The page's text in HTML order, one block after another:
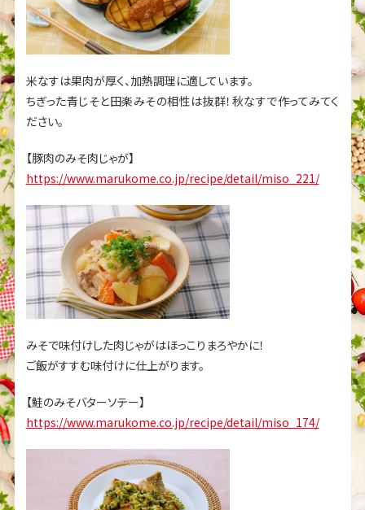
米なすは果肉が厚く、加熱調理に適しています。
ちぎった青じそと田楽みその相性は抜群！秋なすで作ってみてく
ださい。
【豚肉のみそ肉じゃが】
https://www.marukome.co.jp/recipe/detail/miso_221/
みそで味付けした肉じゃがはほっこりまろやかに！
ご飯がすすむ味付けに仕上がります。
【鮭のみそバターソテー】
https://www.marukome.co.jp/recipe/detail/miso_174/